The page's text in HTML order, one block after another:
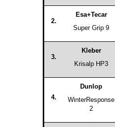
2.
Esa+Tecar
Super Grip 9
3.
Kleber
Krisalp HP3
4.
Dunlop
WinterResponse
2